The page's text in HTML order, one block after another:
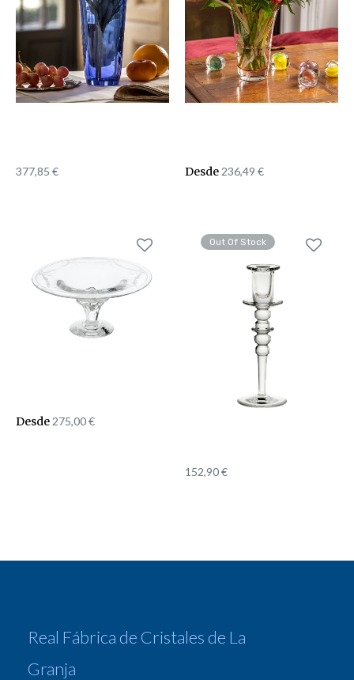
377,85 € Desde 236,49 €
Desde 275,00€
Out Of Stock
152,90€
Real Fábrica de Cristales de La
Granja